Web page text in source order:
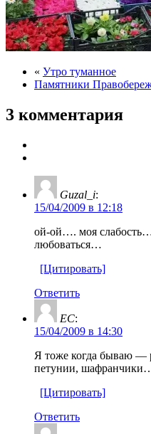
« Утро туманное
Памятники
3 комментария
Guzal_i:
15/04/2009 в 12:18
ой-ой…. моя
любоваться…
[Цитировать]
Ответить
EC:
15/04/2009 в 14:30
Я тоже когда бываю —
петунии,
[Цитировать]
Ответить